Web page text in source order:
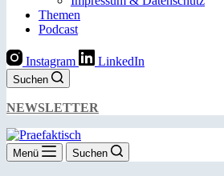
Themen
Podcast
Instagram LinkedIn
Suchen
NEWSLETTER
Menü Suchen